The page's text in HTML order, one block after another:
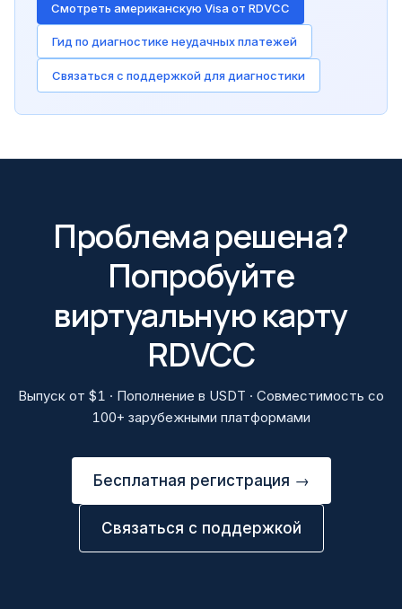
Смотреть американскую Visa от RDVCC
Гид по диагностике неудачных платежей
Связаться с поддержкой для диагностики
Проблема решена?
Попробуйте
виртуальную карту
RDVCC
Выпуск от $1 · Пополнение в USDT · Совместимость со
100+ зарубежными платформами
Бесплатная регистрация →
Связаться с поддержкой